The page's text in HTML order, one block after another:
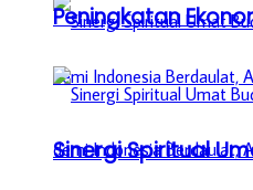
Sinergi Spiritual
Peningkatan